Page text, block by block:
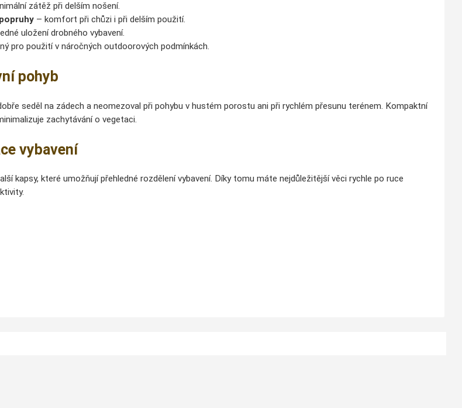
zátěž při delším nošení.
– komfort při chůzi i při delším použití.
uložení drobného vybavení.
pro použití v náročných outdoorových podmínkách.
pohyb
seděl na zádech a neomezoval při pohybu v hustém porostu ani při rychlém přesunu terénem. Kompaktní
zachytávání o vegetaci.
vybavení
kapsy, které umožňují přehledné rozdělení vybavení. Díky tomu máte nejdůležitější věci rychle po ruce